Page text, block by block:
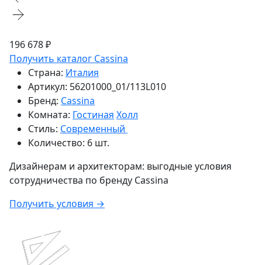
196 678 ₽
Получить каталог Cassina
Страна: Италия
Артикул: 56201000_01/113L010
Бренд: Cassina
Комната: Гостиная Холл
Стиль: Современный
Количество: 6 шт.
Дизайнерам и архитекторам: выгодные условия
сотрудничества по бренду Cassina
Получить условия →